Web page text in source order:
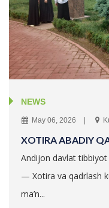
NEWS
May 06, 2026
XOTIRA ABADIY
Andijon davlat
— Xotira va qadrlash
ma’n...